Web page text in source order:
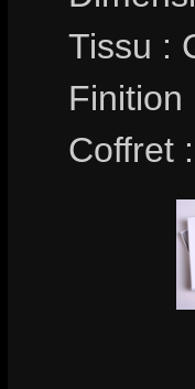
Tissu :
Finition
Coffret